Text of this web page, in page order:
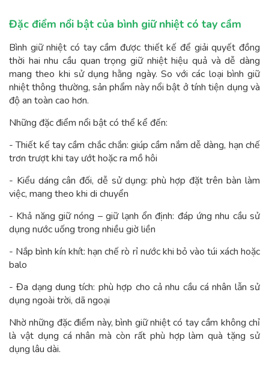
Đặc điểm nổi bật của bình giữ nhiệt có tay cầm
Bình giữ nhiệt có tay cầm được thiết kế để giải quyết đồng
thời hai nhu cầu quan trọng giữ nhiệt hiệu quả và dễ dàng
mang theo khi sử dụng hằng ngày. So với các loại bình giữ
nhiệt thông thường, sản phẩm này nổi bật ở tính tiện dụng và
độ an toàn cao hơn.
Những đặc điểm nổi bật có thể kể đến:
- Thiết kế tay cầm chắc chắn: giúp cầm nắm dễ dàng, hạn chế
trơn trượt khi tay ướt hoặc ra mồ hôi
- Kiểu dáng cân đối, dễ sử dụng: phù hợp đặt trên bàn làm
việc, mang theo khi di chuyển
- Khả năng giữ nóng – giữ lạnh ổn định: đáp ứng nhu cầu sử
dụng nước uống trong nhiều giờ liền
- Nắp bình kín khít: hạn chế rò rỉ nước khi bỏ vào túi xách hoặc
balo
- Đa dạng dung tích: phù hợp cho cả nhu cầu cá nhân lẫn sử
dụng ngoài trời, dã ngoại
Nhờ những đặc điểm này, bình giữ nhiệt có tay cầm không chỉ
là vật dụng cá nhân mà còn rất phù hợp làm quà tặng sử
dụng lâu dài.